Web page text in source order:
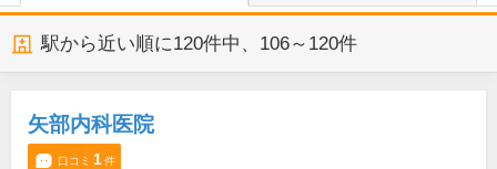
駅から近い順に120件中、 106～120件
矢部内科医院
口コミ 1件